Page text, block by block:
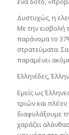
Δυστυχώς, η
Με την εισβολή
παράνομα το
στρατεύματα.
παραμένει
Ελληνίδες,
Εμείς ως
τριών και
διαφυλάξουμε
χαράζει